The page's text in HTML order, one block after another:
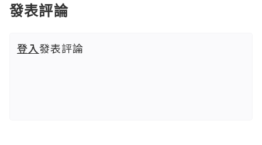
發表評論
登入發表評論